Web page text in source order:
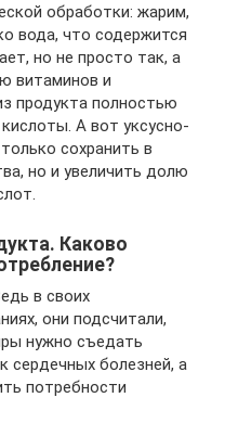
обработки: жарим,
вода, что содержится
но не просто так, а
витаминов и
продукта полностью
А вот уксусно-
сохранить в
но и увеличить долю
Каково
в своих
они подсчитали,
нужно съедать
сердечных болезней, а
потребности